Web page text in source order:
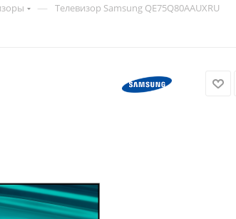
— Телевизор Samsung QE75Q80AAUXRU